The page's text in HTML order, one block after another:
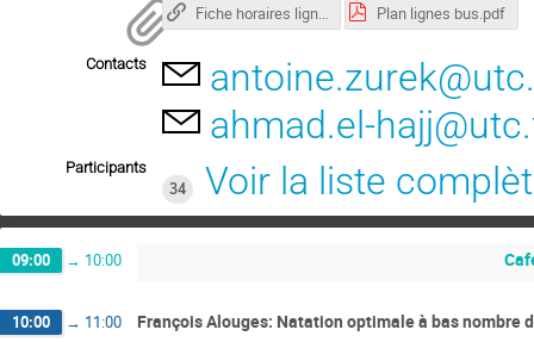
Fiche horaires ligne 5 Plan lignes bus.pdf
Contacts
ahmad.el-
Participants
34
Voir la liste
09:00 → 10:00
10:00 → 11:00 François Alouges: Natation optimale à bas nombre